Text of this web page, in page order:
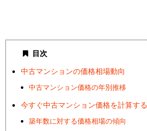
目次
中古マンションの価格相場動向
中古マンション価格の年別推移
今すぐ中古マンション価格を計算する
築年数に対する価格相場の傾向